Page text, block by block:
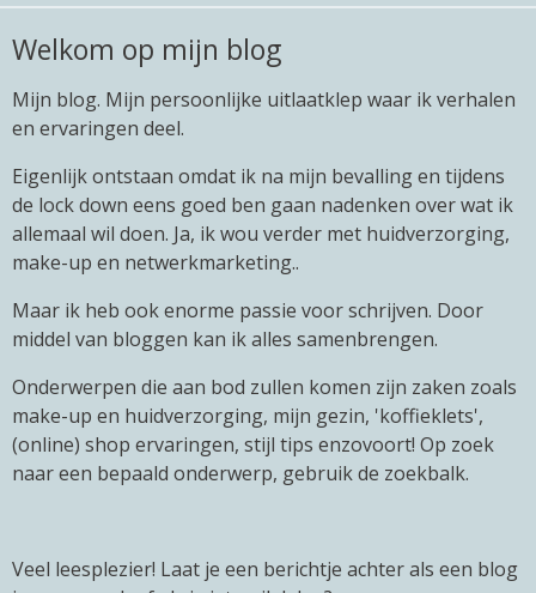
Welkom op mijn blog
Mijn blog. Mijn persoonlijke uitlaatklep waar ik verhalen
en ervaringen deel.
Eigenlijk ontstaan omdat ik na mijn bevalling en tijdens
de lock down eens goed ben gaan nadenken over wat ik
allemaal wil doen. Ja, ik wou verder met huidverzorging,
make-up en netwerkmarketing..
Maar ik heb ook enorme passie voor schrijven. Door
middel van bloggen kan ik alles samenbrengen.
Onderwerpen die aan bod zullen komen zijn zaken zoals
make-up en huidverzorging, mijn gezin, 'koffieklets',
(online) shop ervaringen, stijl tips enzovoort! Op zoek
naar een bepaald onderwerp, gebruik de zoekbalk.
Veel leesplezier! Laat je een berichtje achter als een blog